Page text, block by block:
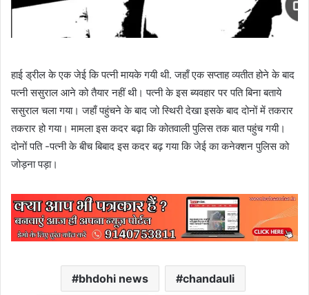
हाई ड्रील के एक जेई कि पत्नी मायके गयी थी. जहाँ एक सप्ताह व्यतीत होने के बाद
पत्नी ससुराल आने को तैयार नहीं थी। पत्नी के इस ब्यवहार पर पति बिना बताये
ससुराल चला गया। जहाँ पहुंचने के बाद जो स्थिरी देखा इसके बाद दोनों में तकरार
तकरार हो गया। मामला इस कदर बढ़ा कि कोतवाली पुलिस तक बात पहुंच गयी।
दोनों पति -पत्नी के बीच बिबाद इस कदर बढ़ गया कि जेई का कनेक्शन पुलिस को
जोड़ना पड़ा।
bhdohi news chandauli